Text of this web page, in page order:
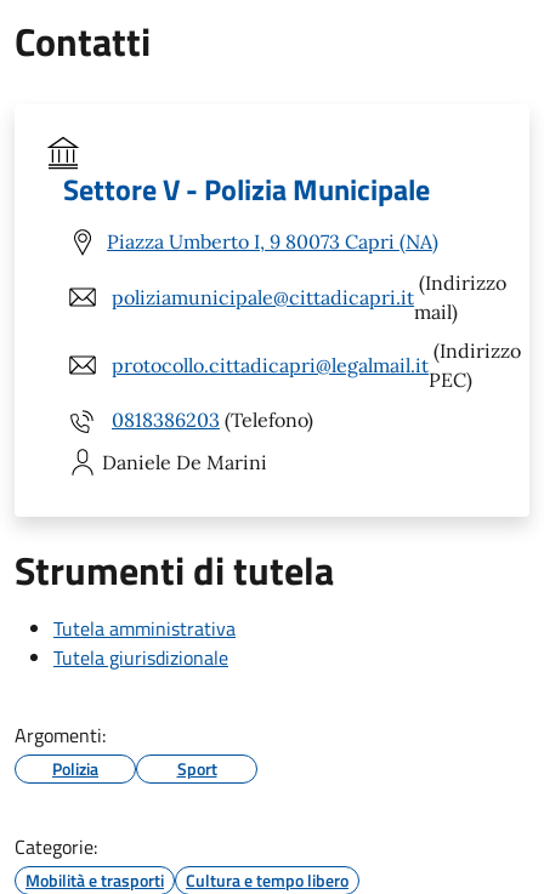
Contatti
Settore V - Polizia Municipale
Piazza Umberto I, 9 80073 Capri (NA)
poliziamunicipale@cittadicapri.it
(Indirizzo
mail)
protocollo.cittadicapri@legalmail.it
(Indirizzo
PEC)
0818386203 (Telefono)
Daniele De Marini
Strumenti di tutela
Tutela amministrativa
Tutela giurisdizionale
Argomenti:
Polizia Sport
Categorie:
Mobilità e trasporti Cultura e tempo libero